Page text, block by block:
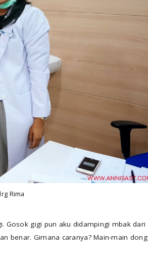
Rima
Gosok gigi pun aku didampingi mbak dari
benar. Gimana caranya? Main-main dong